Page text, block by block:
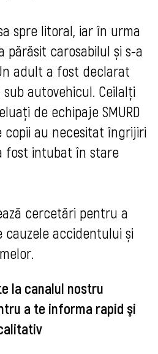
spre litoral, iar în urma
părăsit carosabilul și s-a
adult a fost declarat
autovehicul. Ceilalți
de echipaje SMURD
copii au necesitat îngrijiri
fost intubat în stare
cercetări pentru a
accidentului și
la canalul nostru
a te informa rapid şi